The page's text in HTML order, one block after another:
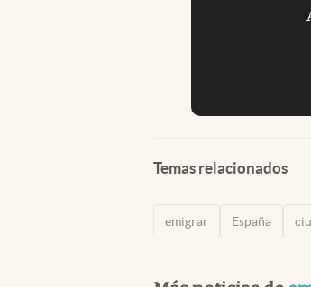
Temas relacionados
emigrar España